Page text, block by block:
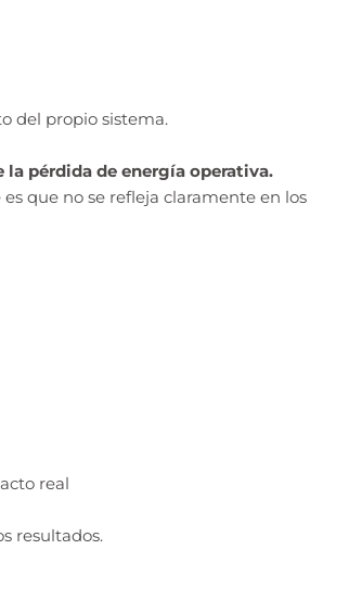
del propio sistema.
pérdida de energía operativa.
que no se refleja claramente en los
real
resultados.